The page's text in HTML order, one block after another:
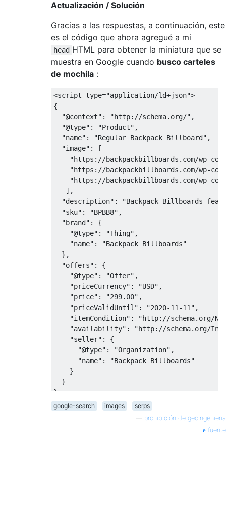
Actualización / Solución
Gracias a las respuestas, a continuación, este
es el código que ahora agregué a mi
head HTML para obtener la miniatura que se
muestra en Google cuando busco carteles
de mochila :
<script type="application/ld+json">
{
  "@context": "http://schema.org/",
  "@type": "Product",
  "name": "Regular Backpack Billboard",
  "image": [
"https://backpackbillboards.com/wp-
"https://backpackbillboards.com/wp-
"https://backpackbillboards.com/wp-
   ],
"description": "Backpack Billboards
  "sku": "BPBB8",
  "brand": {
    "@type": "Thing",
    "name": "Backpack Billboards"
  },
  "offers": {
    "@type": "Offer",
    "priceCurrency": "USD",
    "price": "299.00",
    "priceValidUntil": "2020-11-11",
"itemCondition": "http://schema.org/
"availability": "http://schema.org/
    "seller": {
      "@type": "Organization",
      "name": "Backpack Billboards"
    }
  }
}
google-search images
serps
prohibición de geoingeniería
fuente